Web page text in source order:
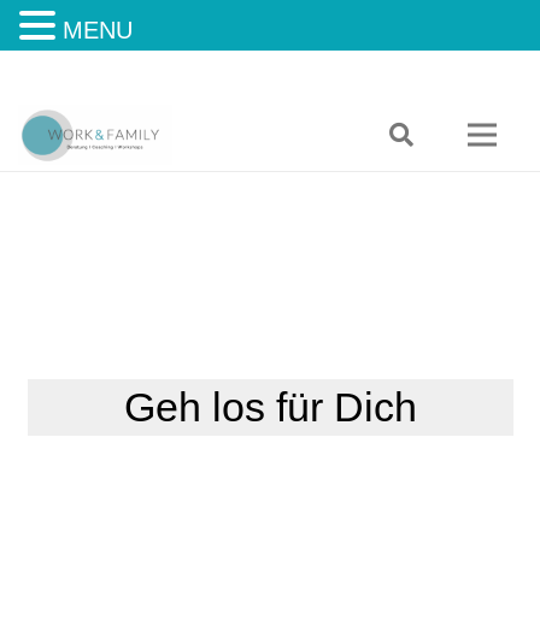
Geh los für Dich
MENU